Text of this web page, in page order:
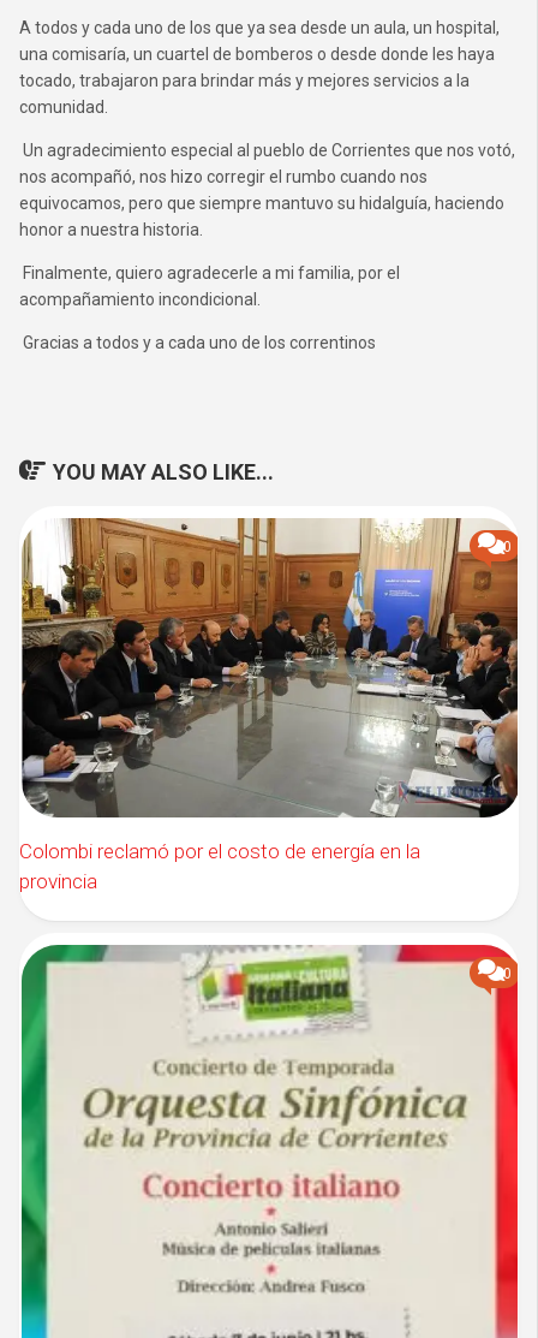
A todos y cada uno de los que ya sea desde un aula, un hospital,
una comisaría, un cuartel de bomberos o desde donde les haya
tocado, trabajaron para brindar más y mejores servicios a la
comunidad.
Un agradecimiento especial al pueblo de Corrientes que nos votó,
nos acompañó, nos hizo corregir el rumbo cuando nos
equivocamos, pero que siempre mantuvo su hidalguía, haciendo
honor a nuestra historia.
Finalmente, quiero agradecerle a mi familia, por el
acompañamiento incondicional.
Gracias a todos y a cada uno de los correntinos
YOU MAY ALSO LIKE...
0
Colombi reclamó por el costo de energía en la
provincia
0